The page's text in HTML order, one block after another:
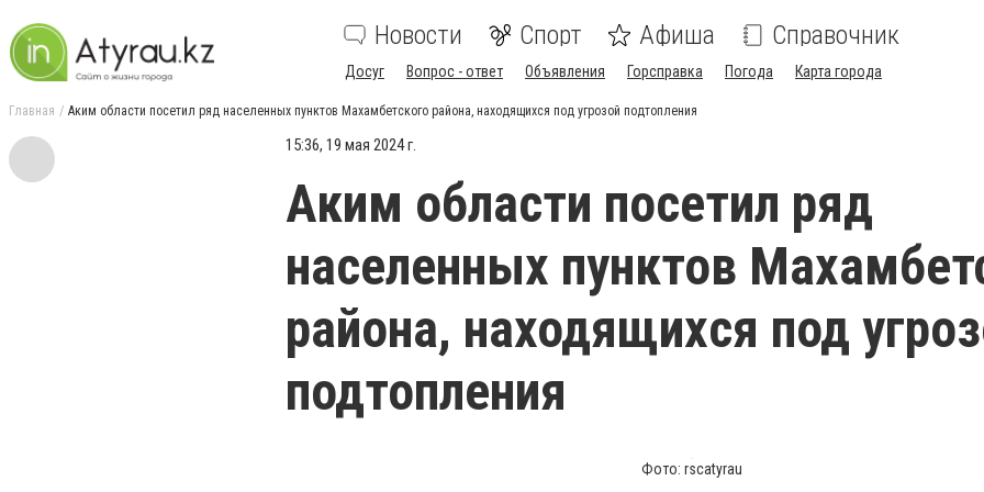
Новости Спорт Афиша Справочник
Досуг Вопрос - ответ Объявления Горсправка Погода Карта города
Главная Аким области посетил ряд населенных пунктов Махамбетского района, находящихся под угрозой подтопления
15:36, 19 мая 2024 г.
Аким области посетил ряд
населенных пунктов
района, находящихся под
подтопления
Фото: rscatyrau